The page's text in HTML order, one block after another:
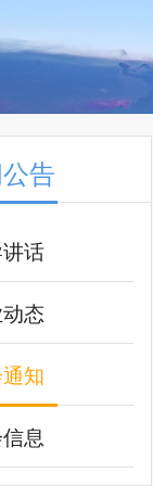
告
话
态
知
息